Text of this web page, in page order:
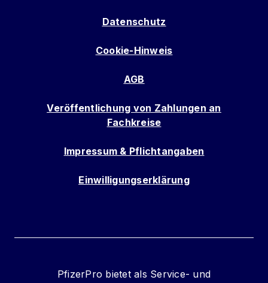
Datenschutz
Cookie-Hinweis
AGB
Veröffentlichung von Zahlungen an
Fachkreise
Impressum & Pflichtangaben
Einwilligungserklärung
PfizerPro bietet als Service- und